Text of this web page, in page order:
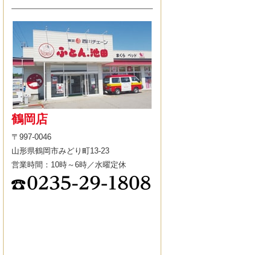
鶴岡店
〒997-0046
山形県鶴岡市みどり町13-23
営業時間：10時～6時／水曜定休